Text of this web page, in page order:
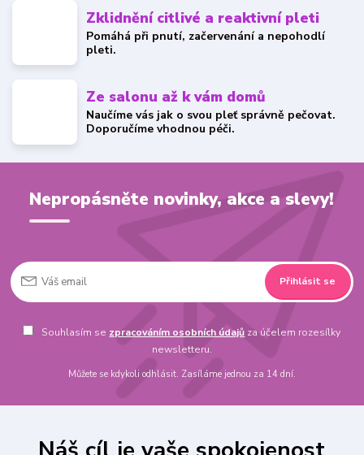
Zklidnění citlivé a reaktivní pleti
Pomáhá při pnutí, začervenání a nepohodlí
pleti.
Ze salonu až k vám domů
Naučíme vás jak o svou pleť správně pečovat.
Doporučíme vhodnou péči.
Nepropásněte novinky, akce a slevy!
Přihlásit se
Souhlasím se zpracováním osobních údajů za účelem rozesílky
newsletteru.
Můžete se kdykoli odhlásit. Zasíláme jednou za 14 dní.